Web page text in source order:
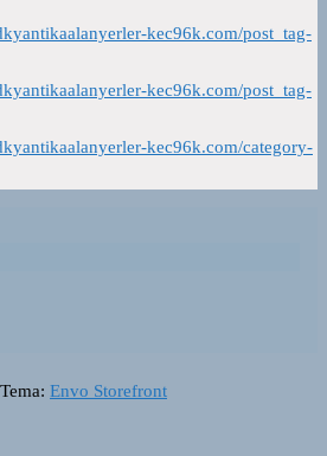
kec96k.com/post_tag-
kec96k.com/post_tag-
kec96k.com/category-
Tema: Envo Storefront